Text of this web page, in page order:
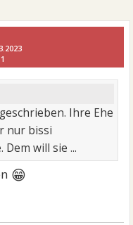
1
Ihre Ehe
nur bissi
will sie ...
😁